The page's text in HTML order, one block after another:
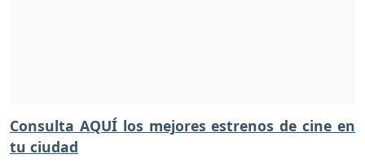
Consulta AQUÍ los mejores estrenos de cine en
tu ciudad